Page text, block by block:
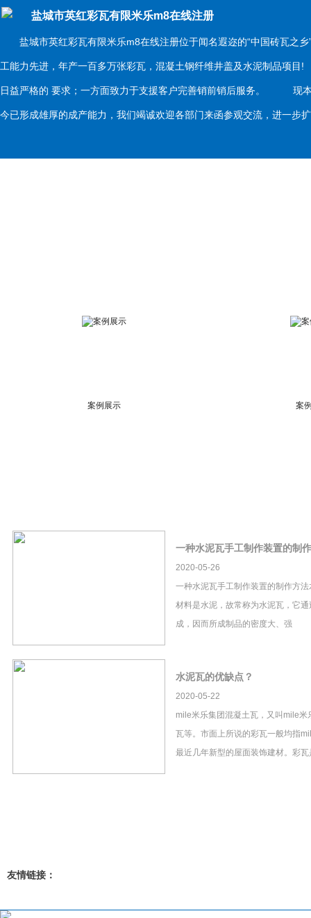
盐城市英红彩瓦有限米乐m8在线注册
盐城市英红彩瓦有限米乐m8在线注册位于闻名遐迩的“中国砖瓦之乡
工能力先进，年产一百多万张彩瓦，混凝土钢纤维井盖及水泥制品项
日益严格的 要求；一方面致力于支援客户完善销前销后服务。 现本
今已形成雄厚的成产能力，我们竭诚欢迎各部门来函参观交流，进一
案例展示 案
一种水泥瓦手工制作装置的制
2020-05-26
一种水泥瓦手工制作装置的制作方
材料是水泥，故常称为水泥瓦，它
成，因而所成制品的密度大、强
水泥瓦的优缺点？
2020-05-22
mile米乐集团混凝土瓦，又叫mile米
瓦等。市面上所说的彩瓦一般均指
最近几年新型的屋面装饰建材。彩
友情链接：